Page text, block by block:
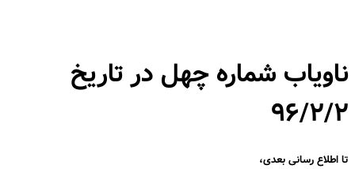
ناویاب شماره چهل در تاریخ
۹۶/۲/۲
تا اطلاع رسانی بعدی،